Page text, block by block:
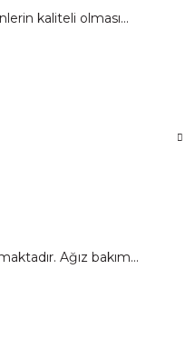
kaliteli olması...
Ağız bakım...